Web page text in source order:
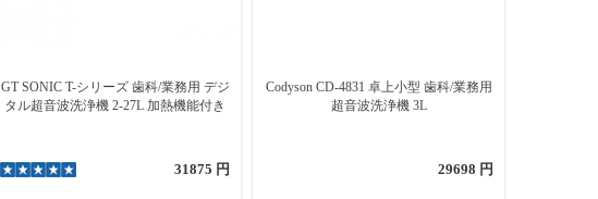
GT SONIC T-シリーズ 歯科/業務用 デジ
タル超音波洗浄機 2-27L 加熱機能付き
31875 円
Codyson CD-4831 卓上小型 歯科/業務用
超音波洗浄機 3L
29698 円